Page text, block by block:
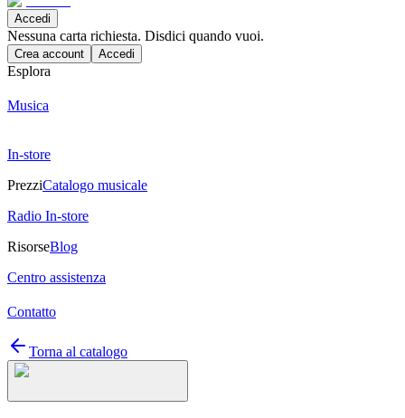
Accedi
Nessuna carta richiesta. Disdici quando vuoi.
Crea account Accedi
Esplora
Musica
In-store
PrezziCatalogo musicale
Radio In-store
RisorseBlog
Centro assistenza
Contatto
Torna al catalogo